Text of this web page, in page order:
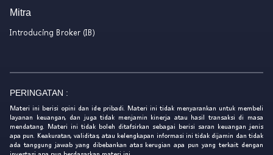
Mitra
Introducing Broker (IB)
PERINGATAN :
Materi ini berisi opini dan ide pribadi. Materi ini tidak menyarankan untuk membeli
layanan keuangan, dan juga tidak menjamin kinerja atau hasil transaksi di masa
mendatang. Materi ini tidak boleh ditafsirkan sebagai berisi saran keuangan jenis
apa pun. Keakuratan, validitas, atau kelengkapan informasi ini tidak dijamin dan tidak
ada tanggung jawab yang dibebankan atas kerugian apa pun yang terkait dengan